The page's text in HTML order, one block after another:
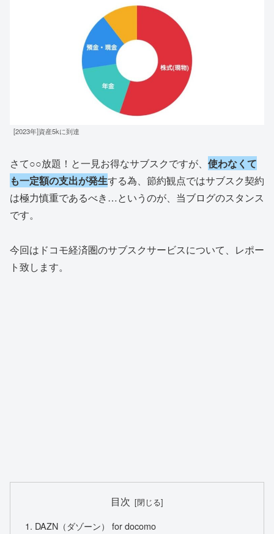
[2023年]資産5kに到達
さて○○放題！と一見お得なサブスクですが、 使わなくて
も一定額の支出が発生する為、節約観点ではサブスク契約
は極力慎重であるべき…というのが、当ブログのスタンス
です。
今回はドコモ経済圏のサブスクサービスについて、レポー
ト致します。
目次
DAZN（ダゾーン） for docomo